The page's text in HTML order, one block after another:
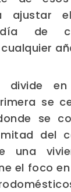
ajustar
de
divide en
se
se
del
una
el foco